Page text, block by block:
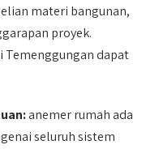
materi bangunan,
proyek.
Temenggungan dapat
anemer rumah ada
seluruh sistem